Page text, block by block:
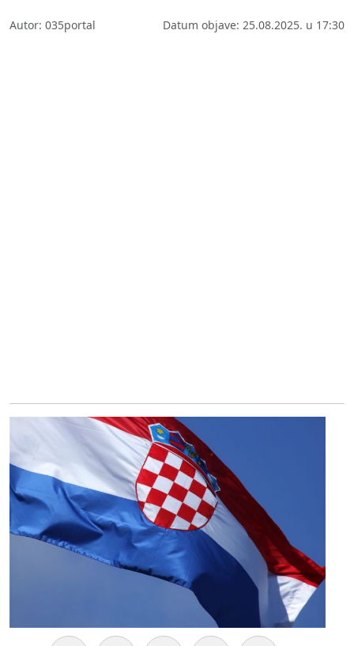
Autor: 035portal Datum objave: 25.08.2025. u 17:30